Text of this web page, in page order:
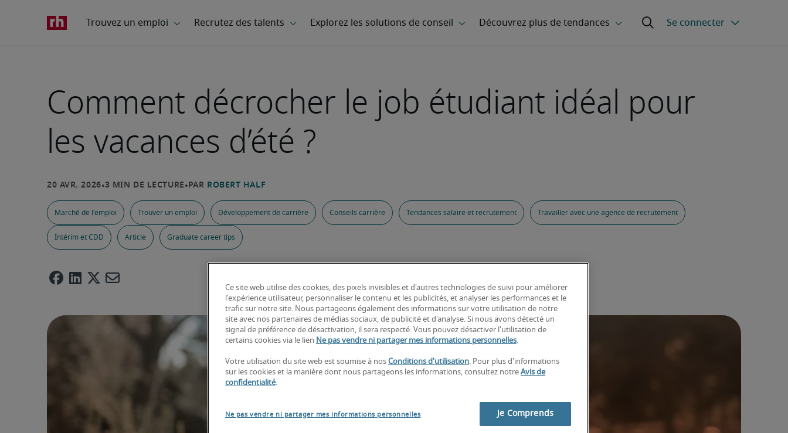
Comment décrocher le job étudiant idéal pour
les vacances d’été ?
Marché de l'emploi Trouver un emploi Développement de carrière Conseils carrière Tendances salaire et recrutement Travailler avec une agence de recrutement
Intérim et CDD Article Graduate career tips
Ce site web utilise des cookies, des pixels invisibles et d'autres technologies de suivi pour améliorer
l'expérience utilisateur, personnaliser le contenu et les publicités, et analyser les performances et le
trafic sur notre site. Nous partageons également des informations sur votre utilisation de notre
site avec nos partenaires de médias sociaux, de publicité et d'analyse. Si nous avons détecté un
signal de préférence de désactivation, il sera respecté. Vous pouvez désactiver l'utilisation de
certains cookies via le lien Ne pas vendre ni partager mes informations personnelles.
Votre utilisation du site web est soumise à nos Conditions d'utilisation. Pour plus d'informations
sur les cookies et la manière dont nous partageons les informations, consultez notre Avis de
confidentialité.
Ne pas vendre ni partager mes informations personnelles Je Comprends